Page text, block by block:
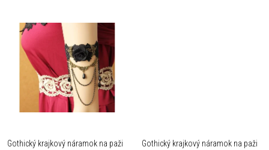
Gothický krajkový náramok na paži
Gothický krajkový náramok na paži